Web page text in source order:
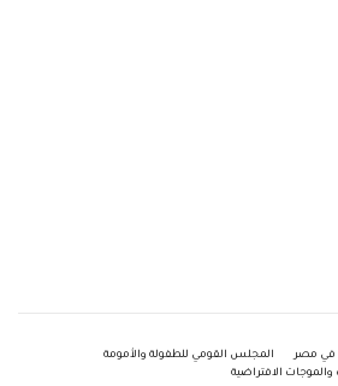
في مصر
المجلس القومي للطفولة والأمومة
والموجات الافتراضية